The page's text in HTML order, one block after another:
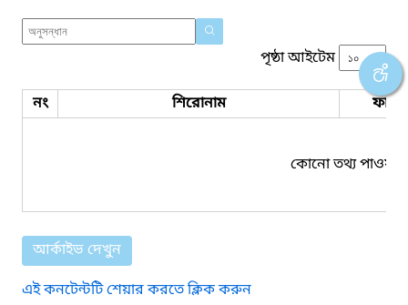
পৃষ্ঠা আইটেম
নং শিরোনাম ফাইল
কোনো তথ্য পাওয়া
আর্কাইভ দেখুন
এই কনটেন্টটি শেয়ার করতে ক্লিক করুন